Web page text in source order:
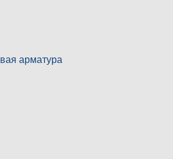
арматура